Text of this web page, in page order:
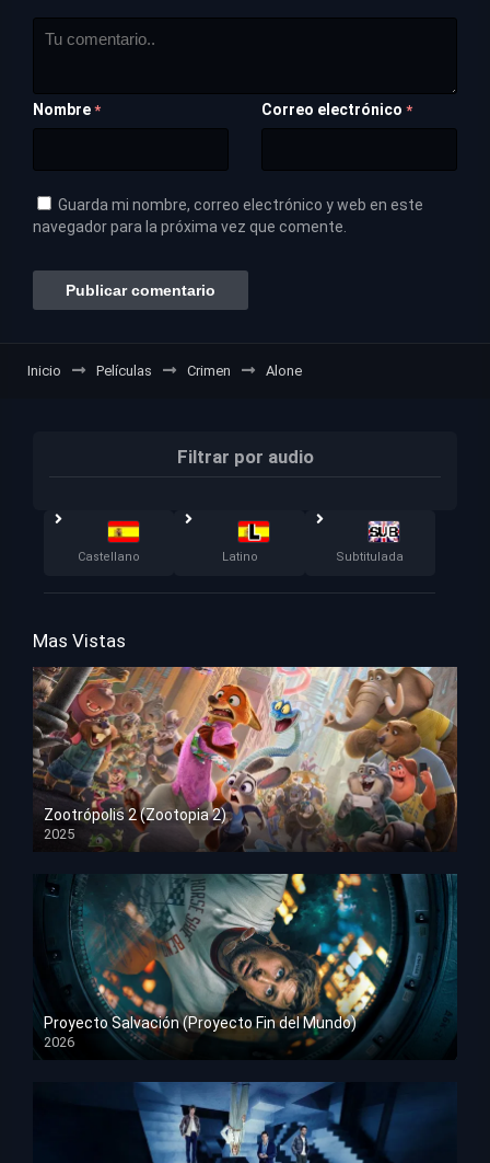
Nombre * Correo electrónico *
Guarda mi nombre, correo electrónico y web en este
navegador para la próxima vez que comente.
Inicio Películas Crimen Alone
Filtrar por audio
Castellano Latino Subtitulada
Mas Vistas
Zootrópolis 2 (Zootopia 2)
2025
HD 1080p
Proyecto Salvación (Proyecto Fin del Mundo)
2026
HD 1080p